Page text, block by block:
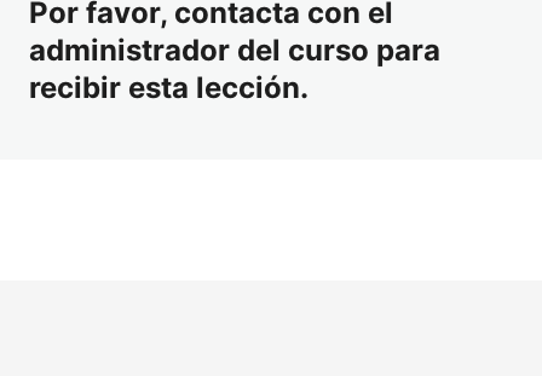
Tema 3: Estrategias de RSC y su Integración en el
Modelo de Negocio
Tema 4: Comunicación y Reporte de la RSC
Por favor, contacta con el
administrador del curso para
recibir esta lección.